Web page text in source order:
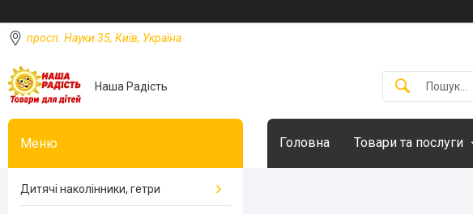
просп. Науки 35, Київ, Україна
Наша Радість
Головна Товари та послуги
Дитячі наколінники, гетри